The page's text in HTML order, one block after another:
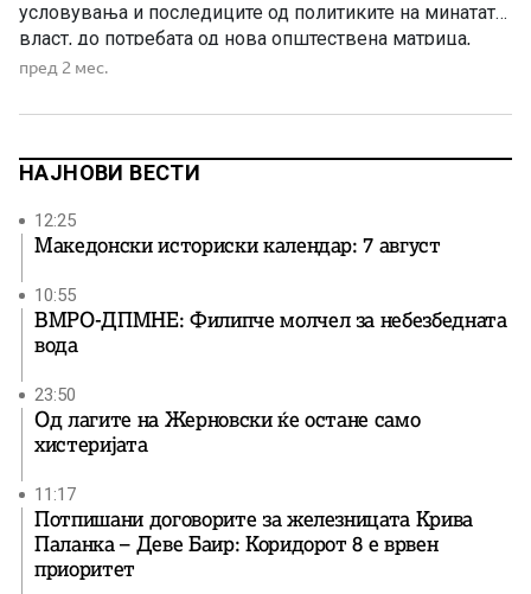
условувања и последиците од политиките на минатата
власт, до потребата од нова општествена матрица,
одговорност и пресврт во Македонија.
пред 2 мес.
НАЈНОВИ ВЕСТИ
12:25
Македонски историски календар: 7 август
10:55
ВМРО-ДПМНЕ: Филипче молчел за небезбедната
вода
23:50
Од лагите на Жерновски ќе остане само
хистеријата
11:17
Потпишани договорите за железницата Крива
Паланка – Деве Баир: Коридорот 8 е врвен
приоритет